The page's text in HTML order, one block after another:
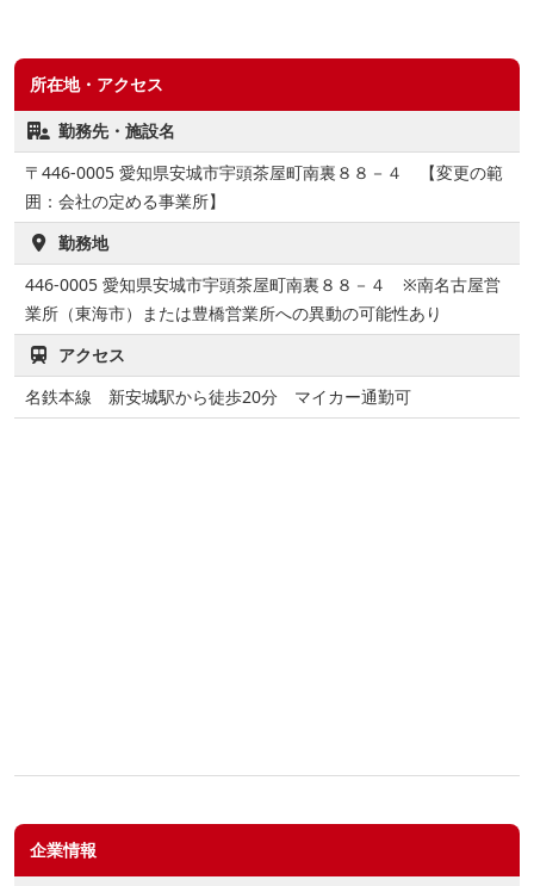
所在地・アクセス
勤務先・施設名
〒446-0005 愛知県安城市宇頭茶屋町南裏８８－４ 【変更の範
囲：会社の定める事業所】
勤務地
446-0005 愛知県安城市宇頭茶屋町南裏８８－４ ※南名古屋営
業所（東海市）または豊橋営業所への異動の可能性あり
アクセス
名鉄本線 新安城駅から徒歩20分 マイカー通勤可
企業情報